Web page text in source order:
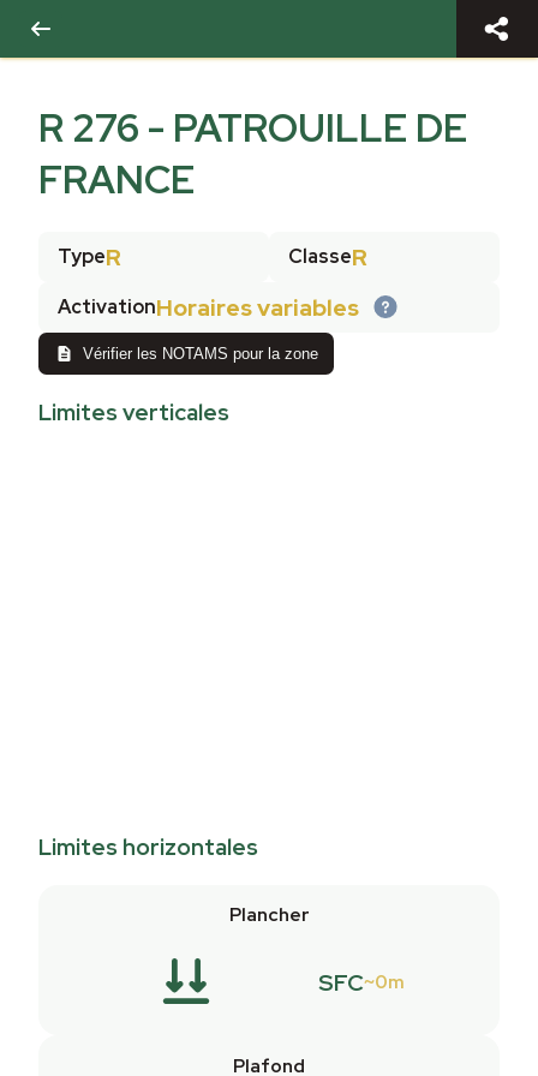
R 276 - PATROUILLE DE
FRANCE
TypeR ClasseR
ActivationHoraires variables
Vérifier les NOTAMS pour la zone
Limites verticales
Limites horizontales
Plancher
SFC 0m
Plafond